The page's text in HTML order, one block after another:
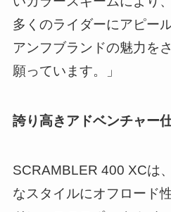
多くのライダーにアピー
アンフブランドの魅力を
願っています。」
誇り高きアドベンチャー
SCRAMBLER 400 XCは
なスタイルにオフロード